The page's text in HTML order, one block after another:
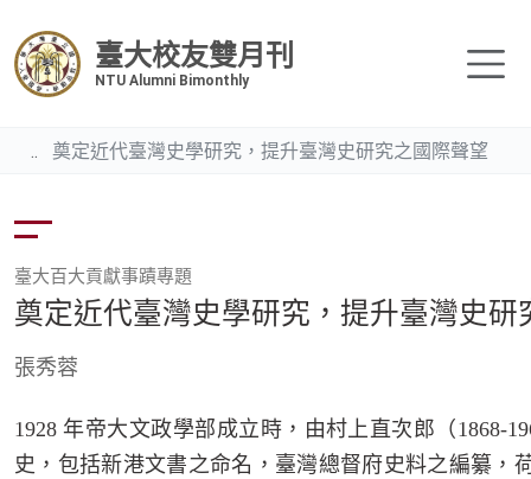
臺大校友雙月刊
NTU Alumni Bimonthly
奠定近代臺灣史學研究，提升臺灣史研究之國際聲望
臺大百大貢獻事蹟專題
奠定近代臺灣史學研究，提升臺灣史研
張秀蓉
1928年帝大文政學部成立時，由村上直次郎（ 1868-
史，包括新港文書之命名，臺灣總督府史料之編纂，